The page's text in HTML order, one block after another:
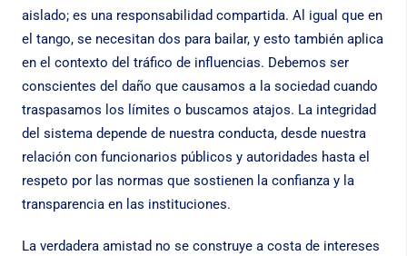
aislado; es una responsabilidad compartida. Al igual que en
el tango, se necesitan dos para bailar, y esto también aplica
en el contexto del tráfico de influencias. Debemos ser
conscientes del daño que causamos a la sociedad cuando
traspasamos los límites o buscamos atajos. La integridad
del sistema depende de nuestra conducta, desde nuestra
relación con funcionarios públicos y autoridades hasta el
respeto por las normas que sostienen la confianza y la
transparencia en las instituciones.
La verdadera amistad no se construye a costa de intereses